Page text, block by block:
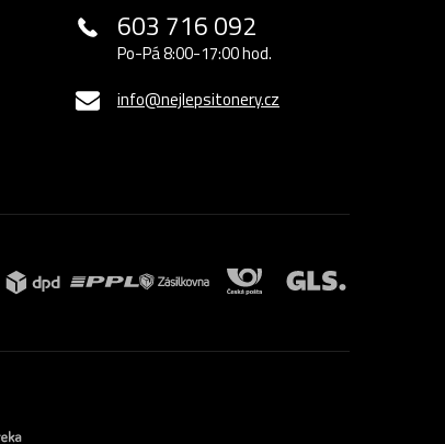
603 716 092
Po-Pá 8:00-17:00 hod.
info@nejlepsitonery.cz